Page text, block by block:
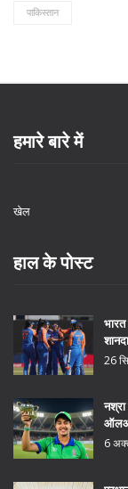
पाकिस्तान
हमारे बारे में
खेल
हाल के पोस्ट
26
6